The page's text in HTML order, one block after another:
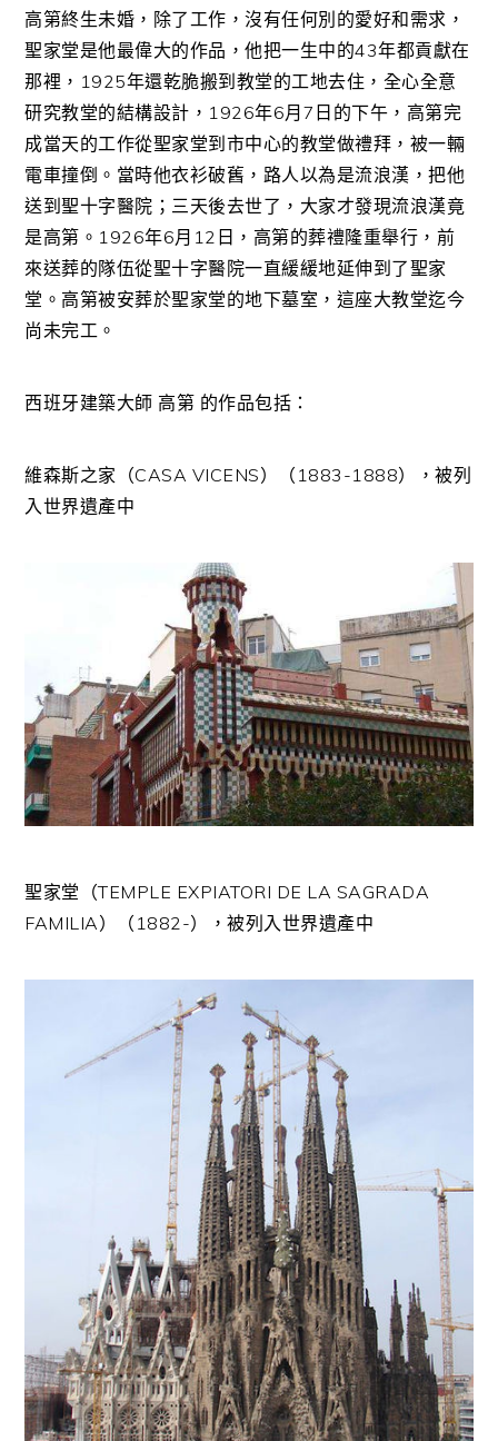
高第終生未婚，除了工作，沒有任何別的愛好和需求，
聖家堂是他最偉大的作品，他把一生中的43年都貢獻在
那裡，1925年還乾脆搬到教堂的工地去住，全心全意
研究教堂的結構設計，1926年6月7日的下午，高第完
成當天的工作從聖家堂到市中心的教堂做禮拜，被一輛
電車撞倒。當時他衣衫破舊，路人以為是流浪漢，把他
送到聖十字醫院；三天後去世了，大家才發現流浪漢竟
是高第。1926年6月12日，高第的葬禮隆重舉行，前
來送葬的隊伍從聖十字醫院一直緩緩地延伸到了聖家
堂。高第被安葬於聖家堂的地下墓室，這座大教堂迄今
尚未完工。
西班牙建築大師 高第 的作品包括：
維森斯之家（CASA VICENS）（1883-1888），被列
入世界遺產中
聖家堂（TEMPLE EXPIATORI DE LA SAGRADA
FAMILIA）（1882-），被列入世界遺產中